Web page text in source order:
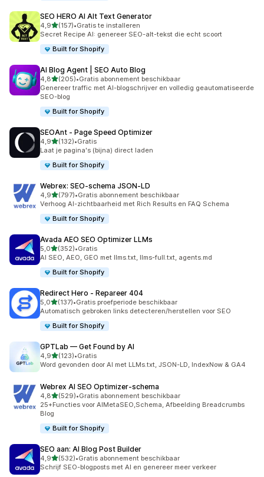
SEO HERO AI Alt Text Generator
4,9van 5 sterren
(157)
157 recensies in totaal
•Gratis te installeren
Secret Recipe AI: genereer SEO-alt-tekst die echt scoort
Built for Shopify
AI Blog Agent | SEO Auto Blog
4,8van 5 sterren
(205)
205 recensies in totaal
•Gratis abonnement beschikbaar
Genereer traffic met AI-blogschrijver en volledig geautomatiseerde
SEO-blog
Built for Shopify
SEOAnt ‑ Page Speed Optimizer
4,9van 5 sterren
(132)
132 recensies in totaal
•Gratis
Laat je pagina's (bijna) direct laden
Built for Shopify
Webrex: SEO‑schema JSON‑LD
4,9van 5 sterren
(797)
797 recensies in totaal
•Gratis abonnement beschikbaar
Verhoog AI-zichtbaarheid met Rich Results en FAQ Schema
Built for Shopify
Avada AEO SEO Optimizer LLMs
5,0van 5 sterren
(352)
352 recensies in totaal
•Gratis
AI SEO, AEO, GEO met llms.txt, llms-full.txt, agents.md
Built for Shopify
Redirect Hero ‑ Repareer 404
5,0van 5 sterren
(137)
137 recensies in totaal
•Gratis proefperiode beschikbaar
Automatisch gebroken links detecteren/herstellen voor SEO
Built for Shopify
GPTLab — Get Found by AI
4,9van 5 sterren
(123)
123 recensies in totaal
•Gratis
Word gevonden door AI met LLMs.txt, JSON-LD, IndexNow & GA4
Webrex AI SEO Optimizer‑schema
4,8van 5 sterren
(529)
529 recensies in totaal
•Gratis abonnement beschikbaar
25+Functies voor AIMetaSEO,Schema, Afbeelding Breadcrumbs
BIog
Built for Shopify
SEO aan: AI Blog Post Builder
4,9van 5 sterren
(532)
532 recensies in totaal
•Gratis abonnement beschikbaar
Schrijf SEO-blogposts met AI en genereer meer verkeer